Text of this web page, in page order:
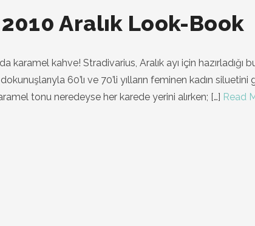
Aralık Look-Book
karamel kahve! Stradivarius, Aralık ayı için hazırladığı
60’lı ve 70’li yılların feminen kadın siluetini
tonu neredeyse her karede yerini alırken; […] Read